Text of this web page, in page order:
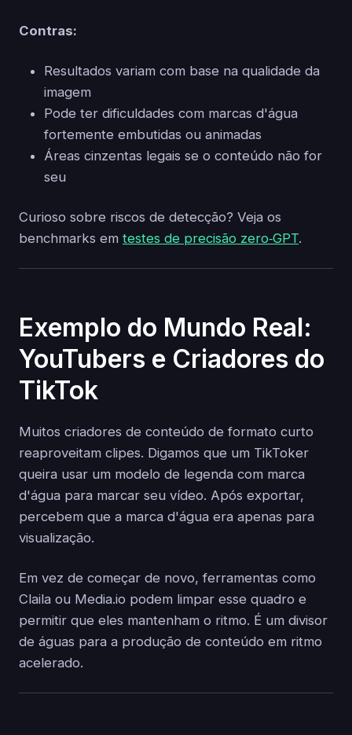
Contras:
Resultados variam com base na qualidade da
imagem
Pode ter dificuldades com marcas d'água
fortemente embutidas ou animadas
Áreas cinzentas legais se o conteúdo não for
seu
Curioso sobre riscos de detecção? Veja os
benchmarks em testes de precisão zero‑GPT.
Exemplo do Mundo Real:
YouTubers e Criadores do
TikTok
Muitos criadores de conteúdo de formato curto
reaproveitam clipes. Digamos que um TikToker
queira usar um modelo de legenda com marca
d'água para marcar seu vídeo. Após exportar,
percebem que a marca d'água era apenas para
visualização.
Em vez de começar de novo, ferramentas como
Claila ou Media.io podem limpar esse quadro e
permitir que eles mantenham o ritmo. É um divisor
de águas para a produção de conteúdo em ritmo
acelerado.